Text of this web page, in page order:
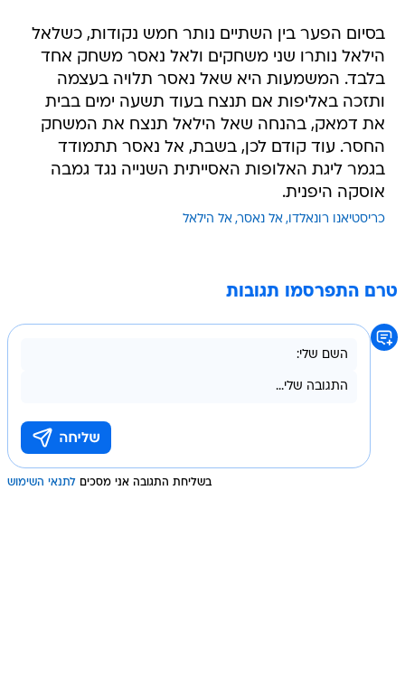
בסיום הפער בין השתיים נותר חמש נקודות, כשלאל
הילאל נותרו שני משחקים ולאל נאסר משחק אחד
בלבד. המשמעות היא שאל נאסר תלויה בעצמה
ותזכה באליפות אם תנצח בעוד תשעה ימים בבית
את דמאק, בהנחה שאל הילאל תנצח את המשחק
החסר. עוד קודם לכן, בשבת, אל נאסר תתמודד
בגמר ליגת האלופות האסייתית השנייה נגד גמבה
אוסקה היפנית.
כריסטיאנו רונאלדו אל נאסר אל הילאל
טרם התפרסמו תגובות
בשליחת התגובה אני מסכים לתנאי השימוש